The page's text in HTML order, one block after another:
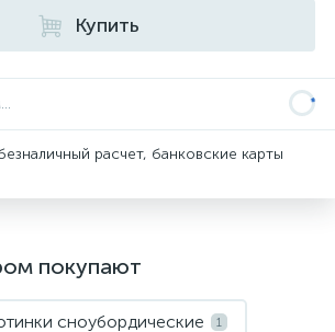
Купить
расчет, банковские карты
покупают
сноубордические 1